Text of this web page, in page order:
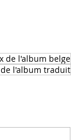
de l'album belge
l'album traduit